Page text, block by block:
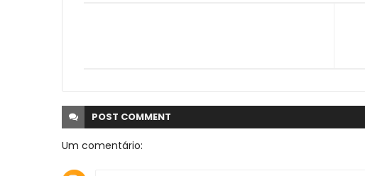
POST COMMENT
Um comentário: